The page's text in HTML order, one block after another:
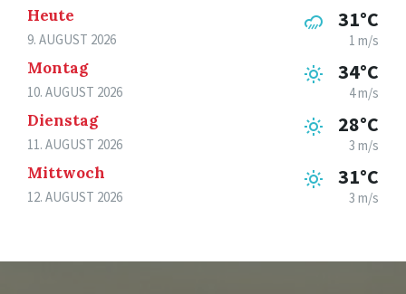
Heute
9. AUGUST 2026
31°C
1 m/s
Montag
10. AUGUST 2026
34°C
4 m/s
Dienstag
11. AUGUST 2026
28°C
3 m/s
Mittwoch
12. AUGUST 2026
31°C
3 m/s